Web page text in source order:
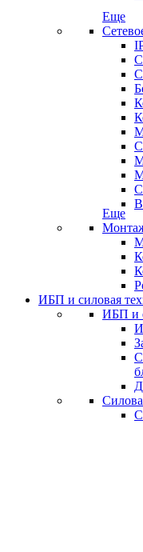
Еще
Еще
ИБП и силовая
ИБП и